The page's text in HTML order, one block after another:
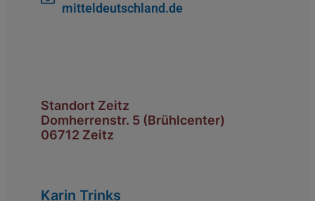
mitteldeutschland.de
Standort Zeitz
Domherrenstr. 5 (Brühlcenter)
06712 Zeitz
Karin Trinks